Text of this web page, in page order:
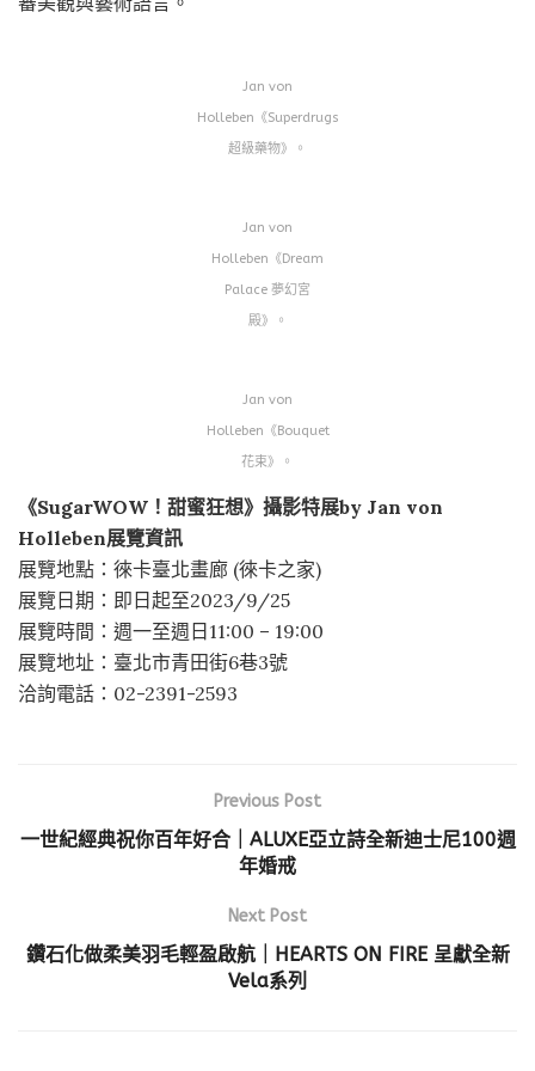
Jan von
Holleben《Superdrugs
超級藥物》。
Jan von
Holleben《Dream
Palace 夢幻宮
殿》。
Jan von
Holleben《Bouquet
花束》。
《SugarWOW！甜蜜狂想》攝影特展by Jan von
Holleben展覽資訊
展覽地點：徠卡臺北畫廊 (徠卡之家)
展覽日期：即日起至2023/9/25
展覽時間：週一至週日11:00 – 19:00
展覽地址：臺北市青田街6巷3號
洽詢電話：02-2391-2593
Previous Post
一世紀經典祝你百年好合｜ALUXE亞立詩全新迪士尼100週
年婚戒
Next Post
鑽石化做柔美羽毛輕盈啟航｜HEARTS ON FIRE 呈獻全新
Vela系列